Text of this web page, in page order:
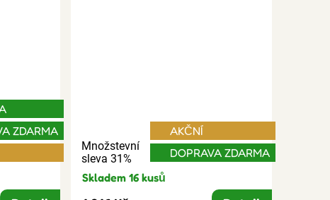
ZDARMA
Množstevní
sleva 31%
AKČNÍ
DOPRAVA ZDARMA
Skladem 16 kusů